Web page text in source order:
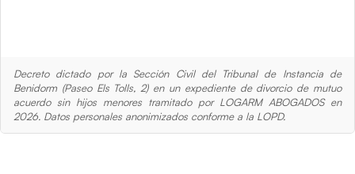
Decreto dictado por la Sección Civil del Tribunal de Instancia de
Benidorm (Paseo Els Tolls, 2) en un expediente de divorcio de mutuo
acuerdo sin hijos menores tramitado por LOGARM ABOGADOS en
2026. Datos personales anonimizados conforme a la LOPD.